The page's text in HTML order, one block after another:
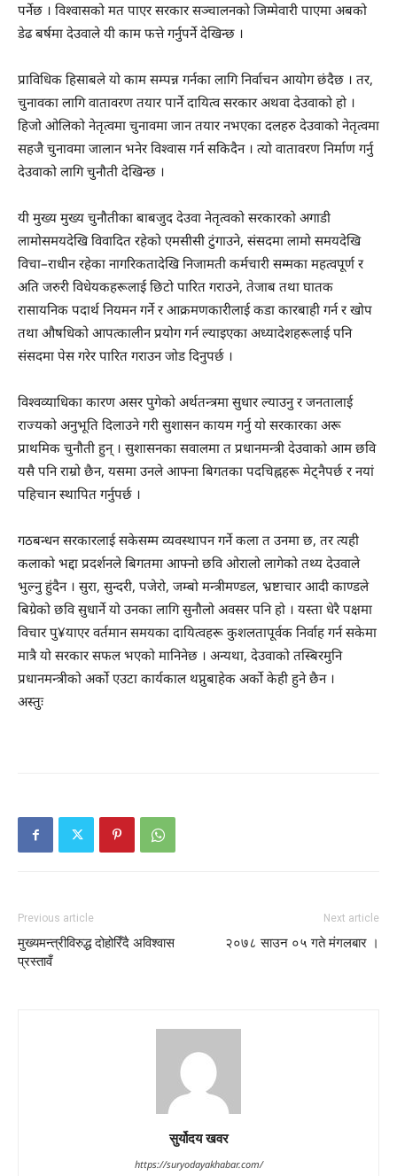
पर्नेछ । विश्वासको मत पाएर सरकार सञ्चालनको जिम्मेवारी पाएमा अबको
डेढ बर्षमा देउवाले यी काम फत्ते गर्नुपर्ने देखिन्छ ।
प्राविधिक हिसाबले यो काम सम्पन्न गर्नका लागि निर्वाचन आयोग छंदैछ । तर,
चुनावका लागि वातावरण तयार पार्ने दायित्व सरकार अथवा देउवाको हो ।
हिजो ओलिको नेतृत्वमा चुनावमा जान तयार नभएका दलहरु देउवाको नेतृत्वमा
सहजै चुनावमा जालान भनेर विश्वास गर्न सकिदैन । त्यो वातावरण निर्माण गर्नु
देउवाको लागि चुनौती देखिन्छ ।
यी मुख्य मुख्य चुनौतीका बाबजुद देउवा नेतृत्वको सरकारको अगाडी
लामोसमयदेखि विवादित रहेको एमसीसी टुंगाउने, संसदमा लामो समयदेखि
विचा–राधीन रहेका नागरिकतादेखि निजामती कर्मचारी सम्मका महत्वपूर्ण र
अति जरुरी विधेयकहरूलाई छिटो पारित गराउने, तेजाब तथा घातक
रासायनिक पदार्थ नियमन गर्ने र आक्रमणकारीलाई कडा कारबाही गर्न र खोप
तथा औषधिको आपत्कालीन प्रयोग गर्न ल्याइएका अध्यादेशहरूलाई पनि
संसदमा पेस गरेर पारित गराउन जोड दिनुपर्छ ।
विश्वव्याधिका कारण असर पुगेको अर्थतन्त्रमा सुधार ल्याउनु र जनतालाई
राज्यको अनुभूति दिलाउने गरी सुशासन कायम गर्नु यो सरकारका अरू
प्राथमिक चुनौती हुन् । सुशासनका सवालमा त प्रधानमन्त्री देउवाको आम छवि
यसै पनि राम्रो छैन, यसमा उनले आफ्ना बिगतका पदचिह्नहरू मेट्नैपर्छ र नयां
पहिचान स्थापित गर्नुपर्छ ।
गठबन्धन सरकारलाई सकेसम्म व्यवस्थापन गर्ने कला त उनमा छ, तर त्यही
कलाको भद्दा प्रदर्शनले बिगतमा आफ्नो छवि ओरालो लागेको तथ्य देउवाले
भुल्नु हुंदैन । सुरा, सुन्दरी, पजेरो, जम्बो मन्त्रीमण्डल, भ्रष्टाचार आदी काण्डले
बिग्रेको छवि सुधार्ने यो उनका लागि सुनौलो अवसर पनि हो । यस्ता धेरै पक्षमा
विचार पु¥याएर वर्तमान समयका दायित्वहरू कुशलतापूर्वक निर्वाह गर्न सकेमा
मात्रै यो सरकार सफल भएको मानिनेछ । अन्यथा, देउवाको तस्बिरमुनि
प्रधानमन्त्रीको अर्को एउटा कार्यकाल थप्नुबाहेक अर्को केही हुने छैन ।
अस्तुः
Previous article
मुख्यमन्त्रीविरुद्ध दोहोरिँदै अविश्वास
प्रस्तावँ
Next article
२०७८ साउन ०५ गते मंगलबार ।
सुर्योदय खवर
https://suryodayakhabar.com/